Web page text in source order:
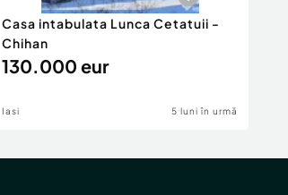
Casa intabulata Lunca Cetatuii -
Chihan
130.000 eur
Iasi 5 luni în urmă